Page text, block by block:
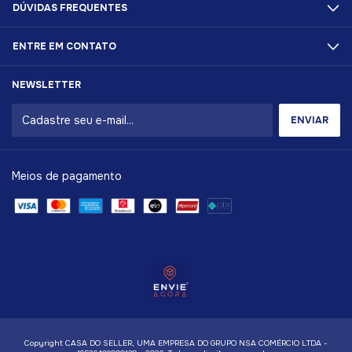
DÚVIDAS FREQUENTES
ENTRE EM CONTATO
NEWSLETTER
Meios de pagamento
Copyright CASA DO SELLER, UMA EMPRESA DO GRUPO NSA COMÉRCIO LTDA -